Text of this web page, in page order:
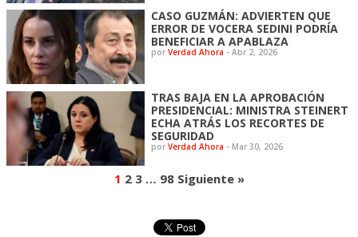
CASO GUZMÁN: ADVIERTEN QUE
ERROR DE VOCERA SEDINI PODRÍA
BENEFICIAR A APABLAZA
porVerdad Ahora - Abr 2, 2026
TRAS BAJA EN LA APROBACIÓN
PRESIDENCIAL: MINISTRA STEINERT
ECHA ATRÁS LOS RECORTES DE
SEGURIDAD
porVerdad Ahora - Mar 30, 2026
1 2 3 … 98 Siguiente »